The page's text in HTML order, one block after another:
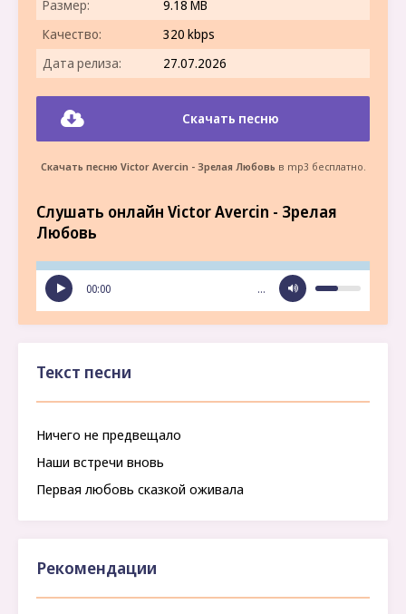
Размер:
9.18 MB
Качество:
320 kbps
Дата релиза:
27.07.2026
Скачать песню
Скачать песню Victor Avercin - Зрелая Любовь в mp3 бесплатно.
Слушать онлайн Victor Avercin - Зрелая
Любовь
00:00 …
Текст песни
Ничего не предвещало
Наши встречи вновь
Первая любовь сказкой оживала
Рекомендации